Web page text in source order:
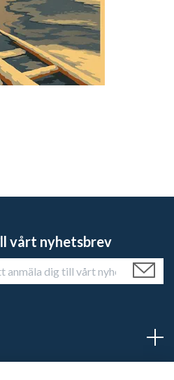
vårt nyhetsbrev